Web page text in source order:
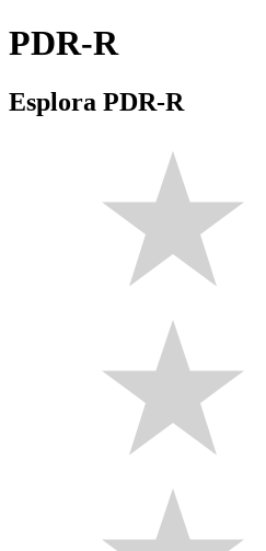
PDR-R
Esplora PDR-R